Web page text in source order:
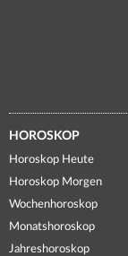
HOROSKOP
Horoskop Heute
Horoskop Morgen
Wochenhoroskop
Monatshoroskop
Jahreshoroskop